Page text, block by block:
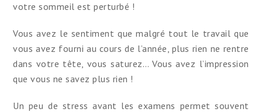
votre sommeil est perturbé !
Vous avez le sentiment que malgré tout le travail que
vous avez fourni au cours de l’année, plus rien ne rentre
dans votre tête, vous saturez… Vous avez l’impression
que vous ne savez plus rien !
Un peu de stress avant les examens permet souvent